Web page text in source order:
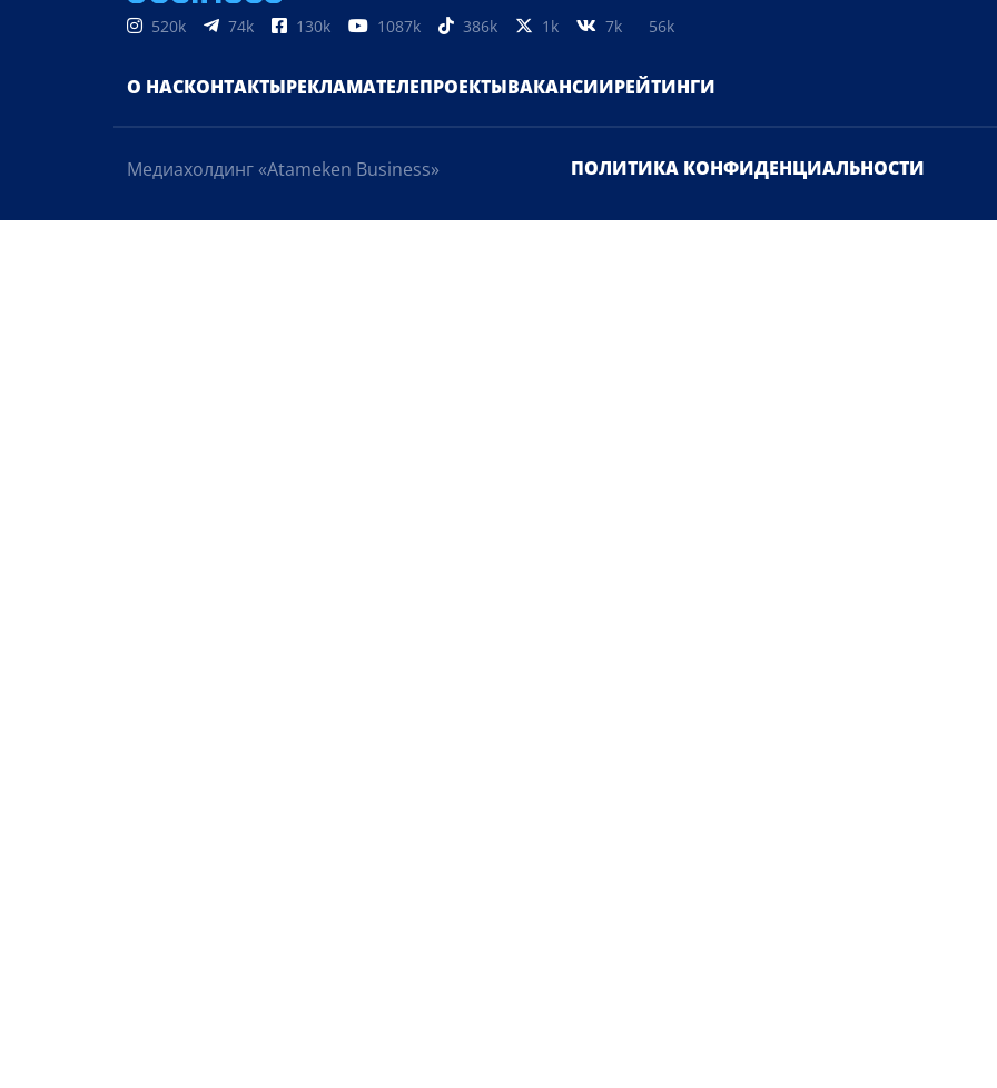
520k 74k 130k 1087k 386k 1k 7k 56k
О НАСКОНТАКТЫРЕКЛАМАТЕЛЕПРОЕКТЫВАКАНСИИРЕЙТИНГИ
Медиахолдинг «Atameken Business» ПОЛИТИКА КОНФИДЕНЦИАЛЬНОСТИ